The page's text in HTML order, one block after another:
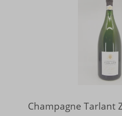
Champagne Tarlant